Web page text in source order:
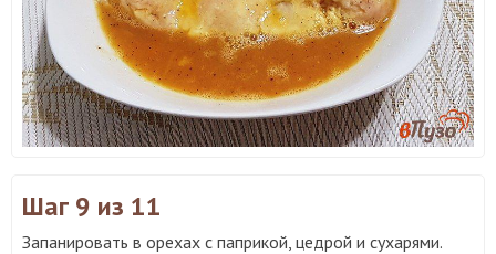
Шаг 9 из 11
Запанировать в орехах с паприкой, цедрой и сухарями.